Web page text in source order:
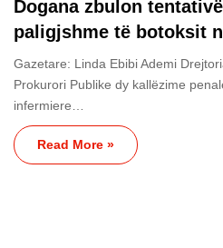
Dogana zbulon
paligjshme të botoksit
Gazetare: Linda Ebibi Ademi
Prokurori Publike dy kallëzime
infermiere…
Read More »